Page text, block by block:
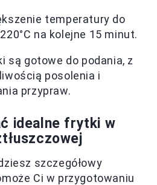
temperatury do
na kolejne 15 minut.
są gotowe do podania, z
posolenia i
przypraw.
idealne frytki w
szczegółowy
Ci w przygotowaniu